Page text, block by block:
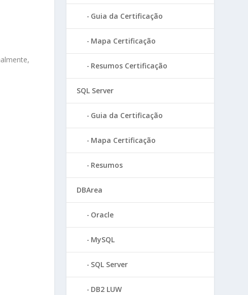
Guia da Certificação
Mapa Certificação
Resumos Certificação
SQL Server
Guia da Certificação
Mapa Certificação
Resumos
DBArea
Oracle
MySQL
SQL Server
DB2 LUW